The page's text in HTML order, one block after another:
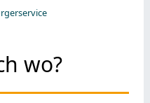
wo?